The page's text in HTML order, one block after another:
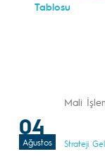
Tablosu
04
Ağustos
Mali
Strateji